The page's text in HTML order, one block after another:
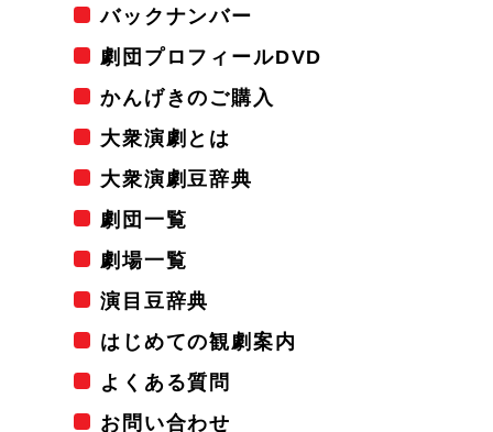
バックナンバー
劇団プロフィールDVD
かんげきのご購入
大衆演劇とは
大衆演劇豆辞典
劇団一覧
劇場一覧
演目豆辞典
はじめての観劇案内
よくある質問
お問い合わせ